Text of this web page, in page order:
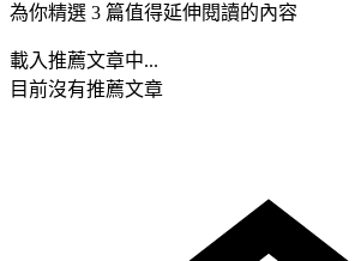
為你精選 3 篇值得延伸閱讀的內容
載入推薦文章中...
目前沒有推薦文章